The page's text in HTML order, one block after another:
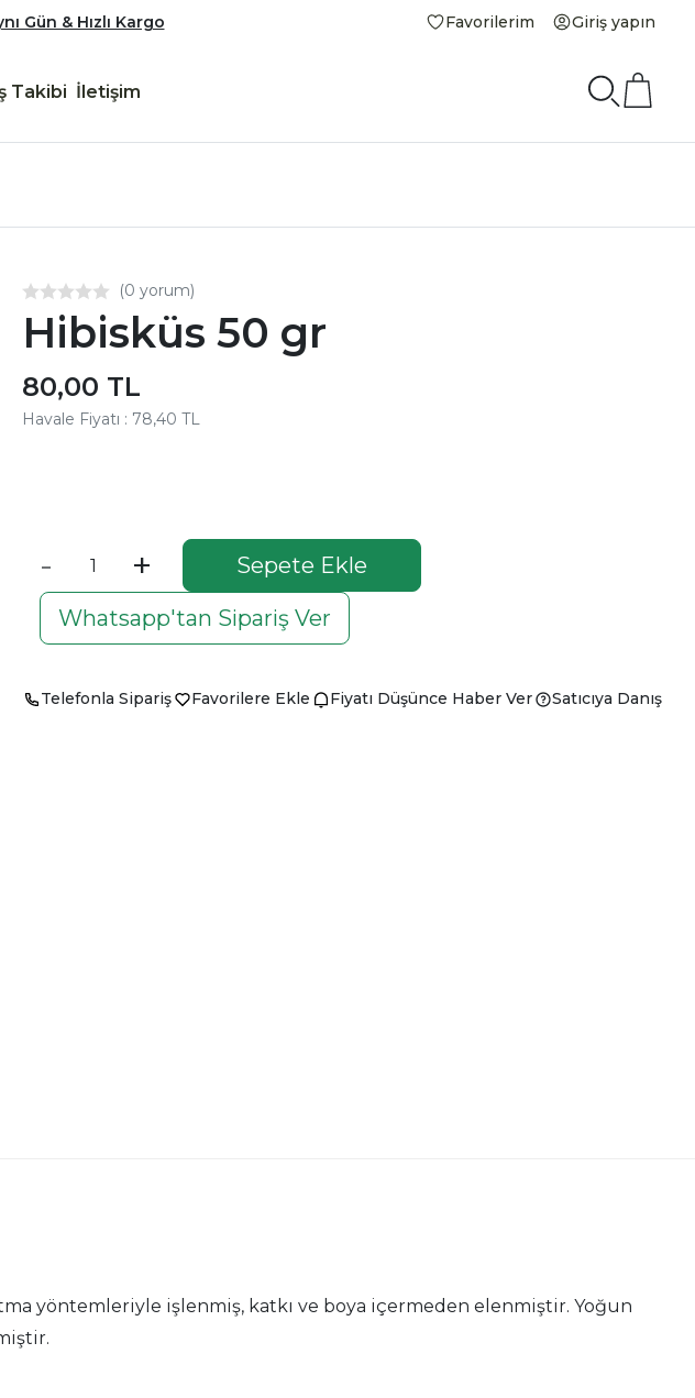
Gün & Hızlı Kargo Favorilerim Giriş yapın
Takibi İletişim
(0 yorum)
Hibisküs 50 gr
80,00 TL
Havale Fiyatı : 78,40 TL
- +
Sepete Ekle
Whatsapp'tan Sipariş Ver
Telefonla Sipariş Favorilere Ekle Fiyatı Düşünce Haber Ver Satıcıya Danış
yöntemleriyle işlenmiş, katkı ve boya içermeden elenmiştir. Yoğun